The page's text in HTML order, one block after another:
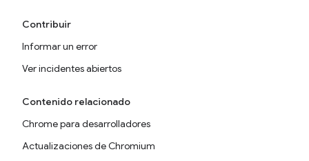
Contribuir
Informar un error
Ver incidentes abiertos
Contenido relacionado
Chrome para desarrolladores
Actualizaciones de Chromium